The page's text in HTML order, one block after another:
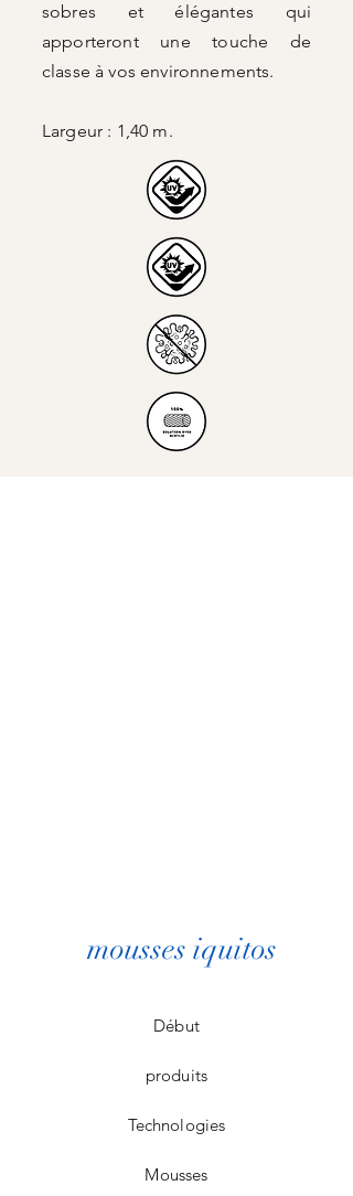
sobres et élégantes qui
apporteront une touche de
classe à vos environnements.
Largeur : 1,40 m.
mousses iquitos
Début
produits
Technologies
Mousses